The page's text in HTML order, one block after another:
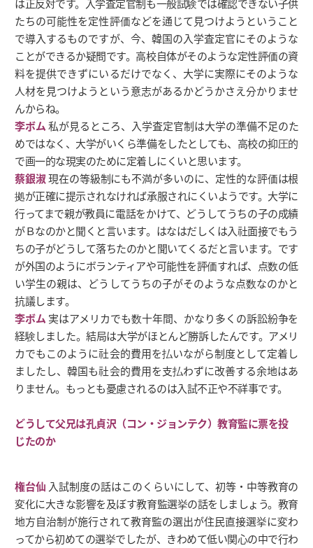
は正反対です。入学査定官制も一般試験では確認できない子供
たちの可能性を定性評価などを通じて見つけようということ
で導入するものですが、今、韓国の入学査定官にそのような
ことができるか疑問です。高校自体がそのような定性評価の資
料を提供できずにいるだけでなく、大学に実際にそのような
人材を見つけようという意志があるかどうかさえ分かりませ
んからね。
李ボム私が見るところ、入学査定官制は大学の準備不足のた
めではなく、大学がいくら準備をしたとしても、高校の抑圧的
で画一的な現実のために定着しにくいと思います。
蔡銀淑現在の等級制にも不満が多いのに、定性的な評価は根
拠が正確に提示されなければ承服されにくいようです。大学に
行ってまで親が教員に電話をかけて、どうしてうちの子の成績
がＢなのかと聞くと言います。はなはだしくは入社面接でもう
ちの子がどうして落ちたのかと聞いてくるだと言います。です
が外国のようにボランティアや可能性を評価すれば、点数の低
い学生の親は、どうしてうちの子がそのような点数なのかと
抗議します。
李ボム 実はアメリカでも数十年間、かなり多くの訴訟紛争を
経験しました。結局は大学がほとんど勝訴したんです。アメリ
カでもこのように社会的費用を払いながら制度として定着し
ましたし、韓国も社会的費用を支払わずに改善する余地はあ
りません。もっとも憂慮されるのは入試不正や不祥事です。
どうして父兄は孔貞沢（コン・ジョンテク）教育監に票を投
じたのか
権台仙 入試制度の話はこのくらいにして、初等・中等教育の
変化に大きな影響を及ぼす教育監選挙の話をしましょう。教育
地方自治制が施行されて教育監の選出が住民直接選挙に変わ
ってから初めての選挙でしたが、きわめて低い関心の中で行わ